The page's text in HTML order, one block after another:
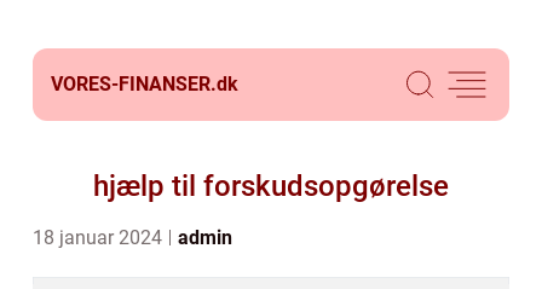
VORES-FINANSER.dk
hjælp til forskudsopgørelse
18 januar 2024 admin